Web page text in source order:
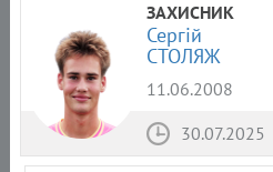
ЗАХИСНИК
Сергій
СТОЛЯЖ
11.06.2008
30.07.2025